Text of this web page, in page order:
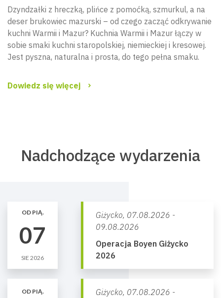
Dzyndzałki z hreczką, plińce z pomoćką, szmurkul, a na
deser brukowiec mazurski – od czego zacząć odkrywanie
kuchni Warmii i Mazur? Kuchnia Warmii i Mazur łączy w
sobie smaki kuchni staropolskiej, niemieckiej i kresowej.
Jest pyszna, naturalna i prosta, do tego pełna smaku.
Dowiedz się więcej
Nadchodzące wydarzenia
OD PIĄ.
07
SIE 2026
Giżycko, 07.08.2026 -
09.08.2026
Operacja Boyen Giżycko
2026
OD PIĄ. Giżycko, 07.08.2026 -